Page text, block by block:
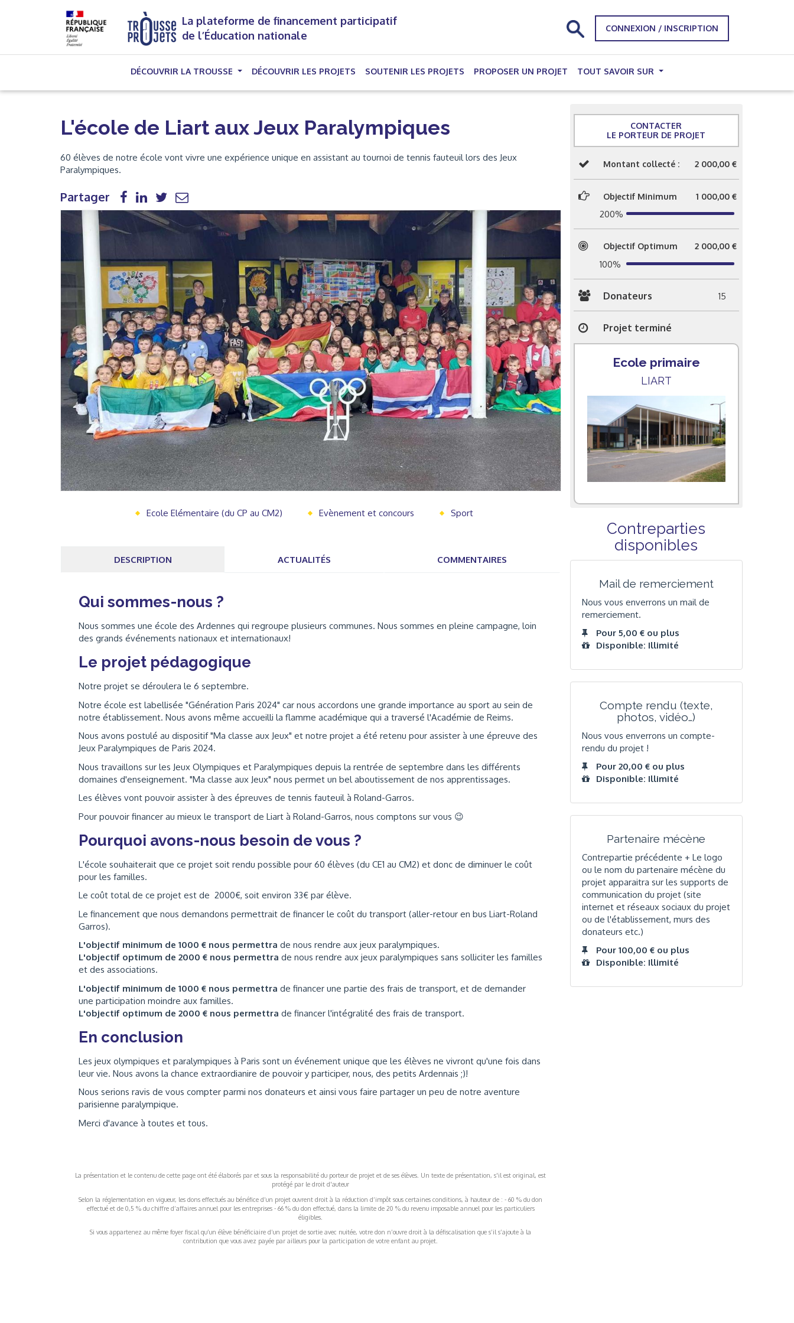
La plateforme de financement participatif
de l’Éducation nationale
CONNEXION / INSCRIPTION
DÉCOUVRIR LA TROUSSE DÉCOUVRIR LES PROJETS (CURRENT)
SOUTENIR LES PROJETS PROPOSER UN PROJET TOUT SAVOIR SUR
L'école de Liart aux Jeux Paralympiques
60 élèves de notre école vont vivre une expérience unique en assistant au tournoi de tennis fauteuil lors des Jeux
Paralympiques.
Partager
Ecole Elémentaire (du CP au CM2) Evènement et concours Sport
DESCRIPTION ACTUALITÉS COMMENTAIRES
Qui sommes-nous ?
Nous sommes une école des Ardennes qui regroupe plusieurs communes. Nous sommes en pleine campagne, loin
des grands événements nationaux et internationaux!
Le projet pédagogique
Notre projet se déroulera le 6 septembre.
Notre école est labellisée "Génération Paris 2024" car nous accordons une grande importance au sport au sein de
notre établissement. Nous avons même accueilli la flamme académique qui a traversé l'Académie de Reims.
Nous avons postulé au dispositif "Ma classe aux Jeux" et notre projet a été retenu pour assister à une épreuve des
Jeux Paralympiques de Paris 2024.
Nous travaillons sur les Jeux Olympiques et Paralympiques depuis la rentrée de septembre dans les différents
domaines d'enseignement. "Ma classe aux Jeux" nous permet un bel aboutissement de nos apprentissages.
Les élèves vont pouvoir assister à des épreuves de tennis fauteuil à Roland-Garros.
Pour pouvoir financer au mieux le transport de Liart à Roland-Garros, nous comptons sur vous 😉
Pourquoi avons-nous besoin de vous ?
L'école souhaiterait que ce projet soit rendu possible pour 60 élèves (du CE1 au CM2) et donc de diminuer le coût
pour les familles.
Le coût total de ce projet est de 2000€, soit environ 33€ par élève.
Le financement que nous demandons permettrait de financer le coût du transport (aller-retour en bus Liart-Roland
Garros).
L'objectif minimum de 1000 € nous permettra de nous rendre aux jeux paralympiques.
L'objectif optimum de 2000 € nous permettra de nous rendre aux jeux paralympiques sans solliciter les familles
et des associations.
L'objectif minimum de 1000 € nous permettra de financer une partie des frais de transport, et de demander
une participation moindre aux familles.
L'objectif optimum de 2000 € nous permettra de financer l'intégralité des frais de transport.
En conclusion
Les jeux olympiques et paralympiques à Paris sont un événement unique que les élèves ne vivront qu'une fois dans
leur vie. Nous avons la chance extraordianire de pouvoir y participer, nous, des petits Ardennais ;)!
Nous serions ravis de vous compter parmi nos donateurs et ainsi vous faire partager un peu de notre aventure
parisienne paralympique.
Merci d'avance à toutes et tous.
La présentation et le contenu de cette page ont été élaborés par et sous la responsabilité du porteur de projet et de ses élèves. Un texte de présentation, s'il est original, est
protégé par le droit d'auteur
Selon la réglementation en vigueur, les dons effectués au bénéfice d’un projet ouvrent droit à la réduction d’impôt sous certaines conditions, à hauteur de : - 60 % du don
effectué et de 0,5 % du chiffre d’affaires annuel pour les entreprises - 66 % du don effectué, dans la limite de 20 % du revenu imposable annuel pour les particuliers
éligibles.
Si vous appartenez au même foyer fiscal qu’un élève bénéficiaire d’un projet de sortie avec nuitée, votre don n’ouvre droit à la défiscalisation que s’il s’ajoute à la
contribution que vous avez payée par ailleurs pour la participation de votre enfant au projet.
CONTACTER
LE PORTEUR DE PROJET
Montant collecté : 2 000,00 €
Objectif Minimum 1 000,00 €
200%
Objectif Optimum 2 000,00 €
100%
Donateurs 15
Projet terminé
Ecole primaire
LIART
Contreparties
disponibles
Mail de remerciement
Nous vous enverrons un mail de
remerciement.
Pour 5,00 € ou plus
Disponible: Illimité
Compte rendu (texte,
photos, vidéo…)
Nous vous enverrons un compte-
rendu du projet !
Pour 20,00 € ou plus
Disponible: Illimité
Partenaire mécène
Contrepartie précédente + Le logo
ou le nom du partenaire mécène du
projet apparaitra sur les supports de
communication du projet (site
internet et réseaux sociaux du projet
ou de l'établissement, murs des
donateurs etc.)
Pour 100,00 € ou plus
Disponible: Illimité